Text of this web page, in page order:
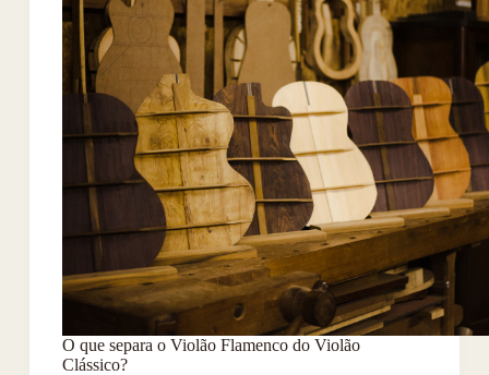
O que separa o Violão Flamenco do Violão
Clássico?